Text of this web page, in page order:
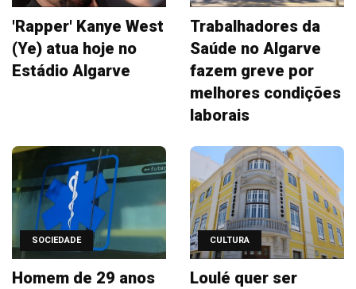
'Rapper' Kanye West
(Ye) atua hoje no
Estádio Algarve
Trabalhadores da
Saúde no Algarve
fazem greve por
melhores condições
laborais
SOCIEDADE
Homem de 29 anos
CULTURA
Loulé quer ser